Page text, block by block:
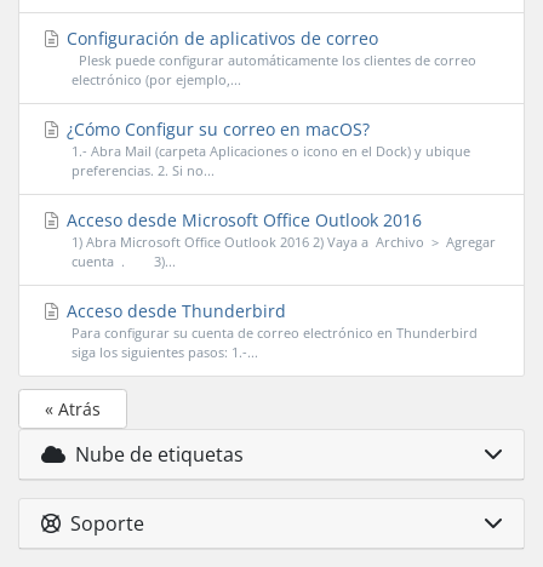
Configuración de aplicativos de correo
Plesk puede configurar automáticamente los clientes de correo
electrónico (por ejemplo,...
¿Cómo Configur su correo en macOS?
1.- Abra Mail (carpeta Aplicaciones o icono en el Dock) y ubique
preferencias. 2. Si no...
Acceso desde Microsoft Office Outlook 2016
1) Abra Microsoft Office Outlook 2016 2) Vaya a Archivo > Agregar
cuenta . 3)...
Acceso desde Thunderbird
Para configurar su cuenta de correo electrónico en Thunderbird
siga los siguientes pasos: 1.-...
« Atrás
Nube de etiquetas
Soporte